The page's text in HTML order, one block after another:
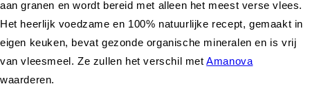
aan granen en wordt bereid met alleen het meest verse vlees.
Het heerlijk voedzame en 100% natuurlijke recept, gemaakt in
eigen keuken, bevat gezonde organische mineralen en is vrij
van vleesmeel. Ze zullen het verschil metAmanova
waarderen.